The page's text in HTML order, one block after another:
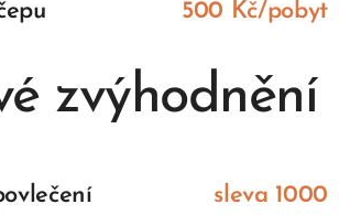
500 Kč/pobyt
zvýhodnění
sleva 1000